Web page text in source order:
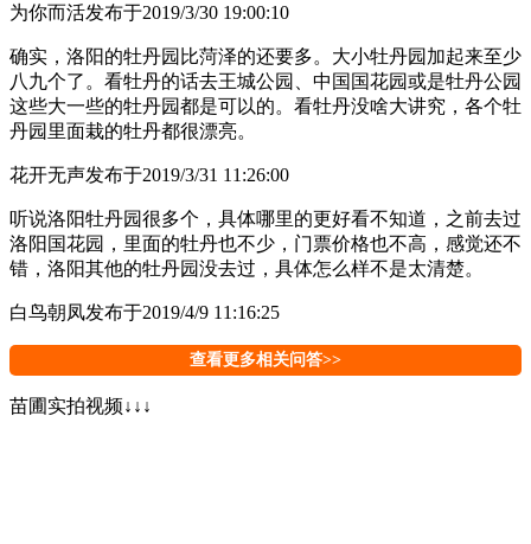
为你而活发布于2019/3/30 19:00:10
确实，洛阳的牡丹园比菏泽的还要多。大小牡丹园加起来至少
八九个了。看牡丹的话去王城公园、中国国花园或是牡丹公园
这些大一些的牡丹园都是可以的。看牡丹没啥大讲究，各个牡
丹园里面栽的牡丹都很漂亮。
花开无声发布于2019/3/31 11:26:00
听说洛阳牡丹园很多个，具体哪里的更好看不知道，之前去过
洛阳国花园，里面的牡丹也不少，门票价格也不高，感觉还不
错，洛阳其他的牡丹园没去过，具体怎么样不是太清楚。
白鸟朝凤发布于2019/4/9 11:16:25
查看更多相关问答>>
苗圃实拍视频↓↓↓